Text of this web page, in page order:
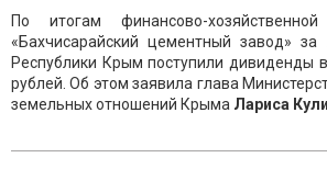
По итогам финансово-
«Бахчисарайский цементный завод»
Республики Крым поступили дивиденды
рублей. Об этом заявила глава
земельных отношений Крыма Лариса